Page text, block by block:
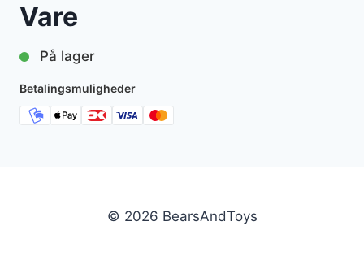
Vare
På lager
Betalingsmuligheder
© 2026 BearsAndToys